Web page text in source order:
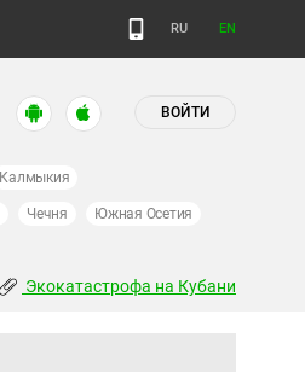
RU EN
ВОЙТИ
Калмыкия
Чечня Южная Осетия
Экокатастрофа на Кубани